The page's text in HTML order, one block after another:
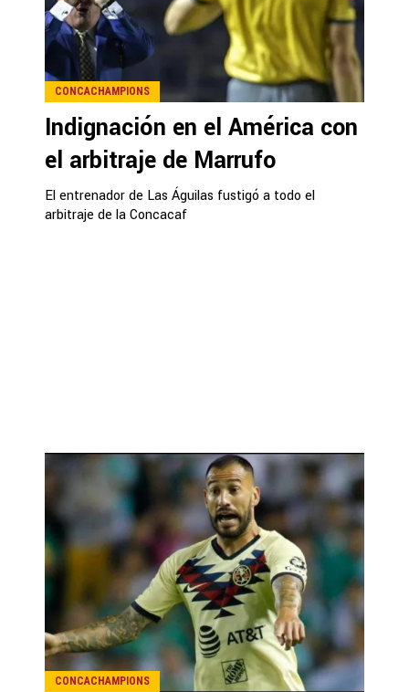
CONCACHAMPIONS
Indignación en el América con
el arbitraje de Marrufo
El entrenador de Las Águilas fustigó a todo el
arbitraje de la Concacaf
CONCACHAMPIONS